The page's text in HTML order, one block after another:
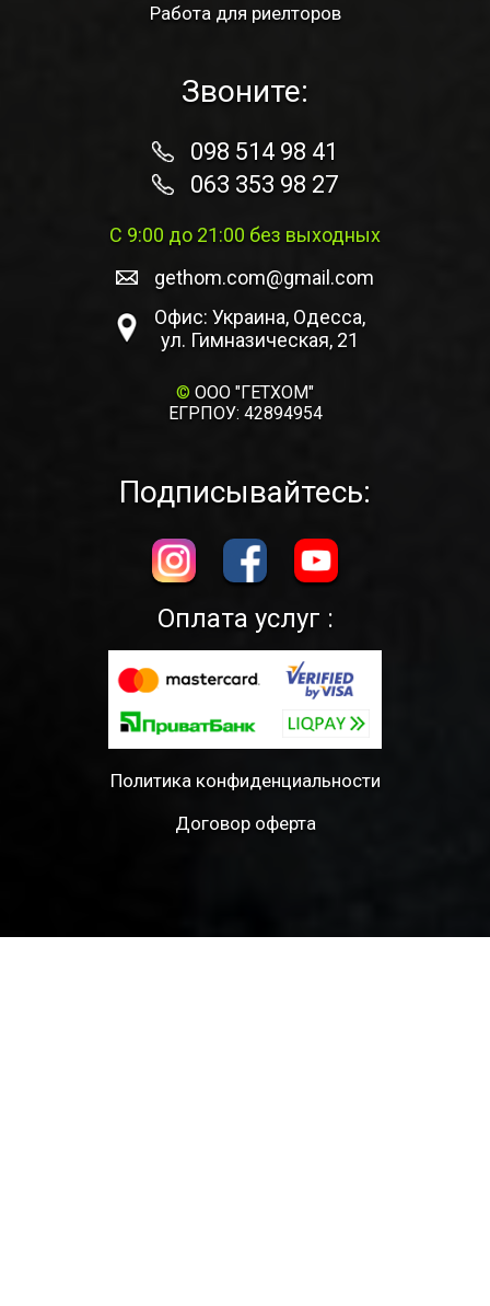
Работа для риелторов
Звоните:
098 514 98 41
063 353 98 27
С 9:00 до 21:00 без выходных
gethom.com@gmail.com
Офис: Украина, Одесса,
ул. Гимназическая, 21
© ООО "ГЕТХОМ"
ЕГРПОУ: 42894954
Подписывайтесь:
Оплата услуг :
Политика конфиденциальности
Договор оферта